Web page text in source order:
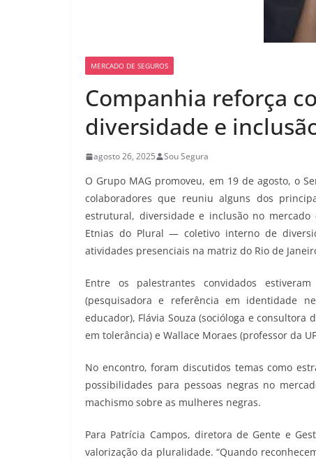
MERCADO DE SEGUROS
Companhia reforça
diversidade e
agosto 26, 2025 Sou Segura
O Grupo MAG promoveu, em 19 de agosto, o
colaboradores que reuniu alguns dos
estrutural, diversidade e inclusão no
Etnias do Plural — coletivo interno de
atividades presenciais na matriz do Rio de
Entre os palestrantes convidados
(pesquisadora e referência em identidade
educador), Flávia Souza (socióloga e
em tolerância) e Wallace Moraes (professor da
No encontro, foram discutidos temas como
possibilidades para pessoas negras no
machismo sobre as mulheres negras.
Para Patrícia Campos, diretora de Gente e
valorização da pluralidade. “Quando